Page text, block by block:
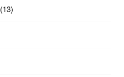
(13)